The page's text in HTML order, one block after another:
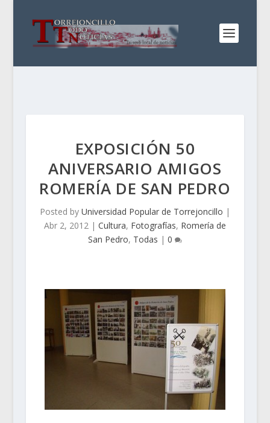
EXPOSICIÓN 50
ANIVERSARIO AMIGOS
ROMERÍA DE SAN PEDRO
Posted by Universidad Popular de Torrejoncillo |
Abr 2, 2012| Cultura, Fotografías, Romería de
San Pedro, Todas | 0